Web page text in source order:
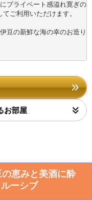
プライベート感溢れ寛ぎの
ご利用いただけます。
豆の新鮮な海の幸のお造
お部屋
恵みと美酒に酔
ーシブ